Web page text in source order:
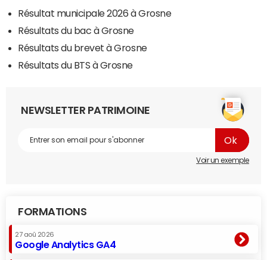
Résultat municipale 2026 à Grosne
Résultats du bac à Grosne
Résultats du brevet à Grosne
Résultats du BTS à Grosne
NEWSLETTER PATRIMOINE
Voir un exemple
FORMATIONS
27 aoû 2026
Google Analytics GA4